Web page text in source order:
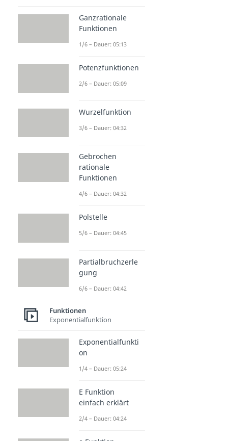
Ganzrationale
Funktionen
1/6 – Dauer: 05:13
Potenzfunktionen
2/6 – Dauer: 05:09
Wurzelfunktion
3/6 – Dauer: 04:32
Gebrochen
rationale
Funktionen
4/6 – Dauer: 04:32
Polstelle
5/6 – Dauer: 04:45
Partialbruchzerle
gung
6/6 – Dauer: 04:42
Funktionen
Exponentialfunktion
Exponentialfunkti
on
1/4 – Dauer: 05:24
E Funktion
einfach erklärt
2/4 – Dauer: 04:24